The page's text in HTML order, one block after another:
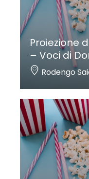
Proiezione
– Voci di
Rodengo